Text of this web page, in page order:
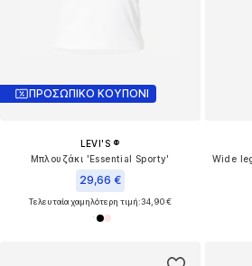
ΠΡΟΣΩΠΙΚΟ ΚΟΥΠΟΝΙ
LEVI'S ®
Μπλουζάκι 'Essential Sporty'
29,66 €
Τελευταία χαμηλότερη τιμή:34,90 €